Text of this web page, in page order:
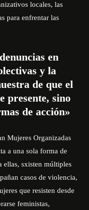
locales, las
para enfrentar las
en
y la
de que el
presente, sino
de acción»
Mujeres Organizadas
a una sola forma de
ellas, sxisten múltiples
casos de violencia,
que resisten desde
feministas,